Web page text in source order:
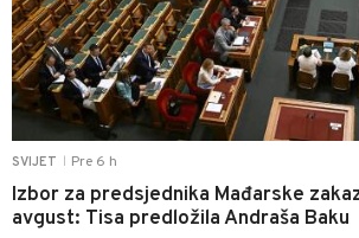
SVIJET Pre 6 h
Izbor za predsjednika Mađarske
avgust: Tisa predložila Andraša Baku